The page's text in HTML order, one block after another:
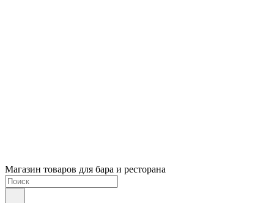
Магазин товаров для бара и ресторана